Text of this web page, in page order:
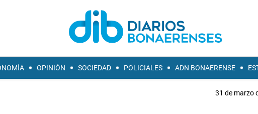
OPINIÓN SOCIEDAD POLICIALES ADN BONAERENSE
31 de marzo